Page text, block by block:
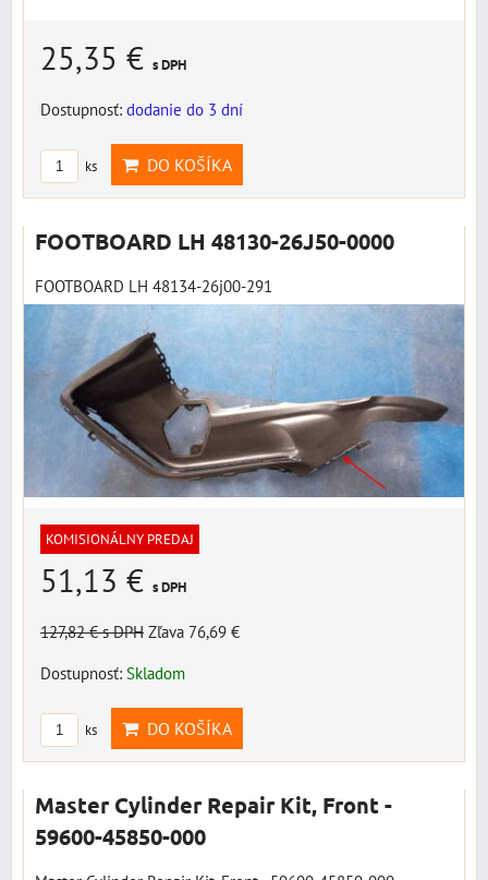
25,35 € s DPH
Dostupnosť: dodanie do 3 dní
ks DO KOŠÍKA
FOOTBOARD LH 48130-26J50-0000
FOOTBOARD LH 48134-26j00-291
KOMISIONÁLNY PREDAJ
51,13 € s DPH
127,82 €s DPH Zľava 76,69 €
Dostupnosť: Skladom
ks DO KOŠÍKA
Master Cylinder Repair Kit, Front -
59600-45850-000